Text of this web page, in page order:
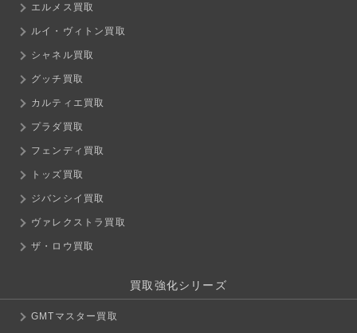
エルメス買取
ルイ・ヴィトン買取
シャネル買取
グッチ買取
カルティエ買取
プラダ買取
フェンディ買取
トッズ買取
ジバンシイ買取
ヴァレクストラ買取
ザ・ロウ買取
買取強化シリーズ
GMTマスター買取